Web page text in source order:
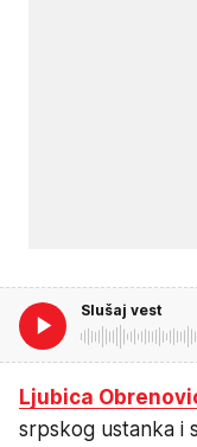
Slušaj vest
Ljubica
srpskog ustanka i